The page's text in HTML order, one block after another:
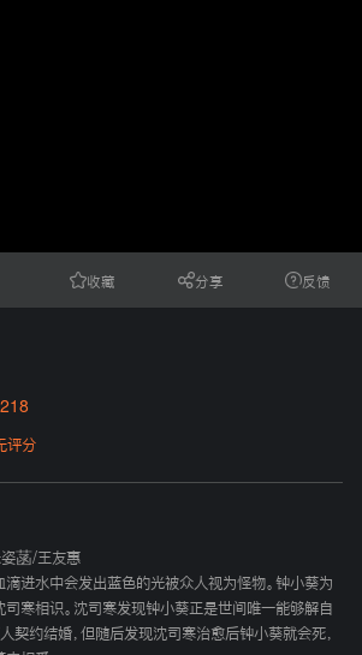
收藏 分享 反馈
评分
姿菡/王友惠
进水中会发出蓝色的光被众人视为怪物。钟小葵为
司寒相识。沈司寒发现钟小葵正是世间唯一能够解自
契约结婚，但随后发现沈司寒治愈后钟小葵就会死，